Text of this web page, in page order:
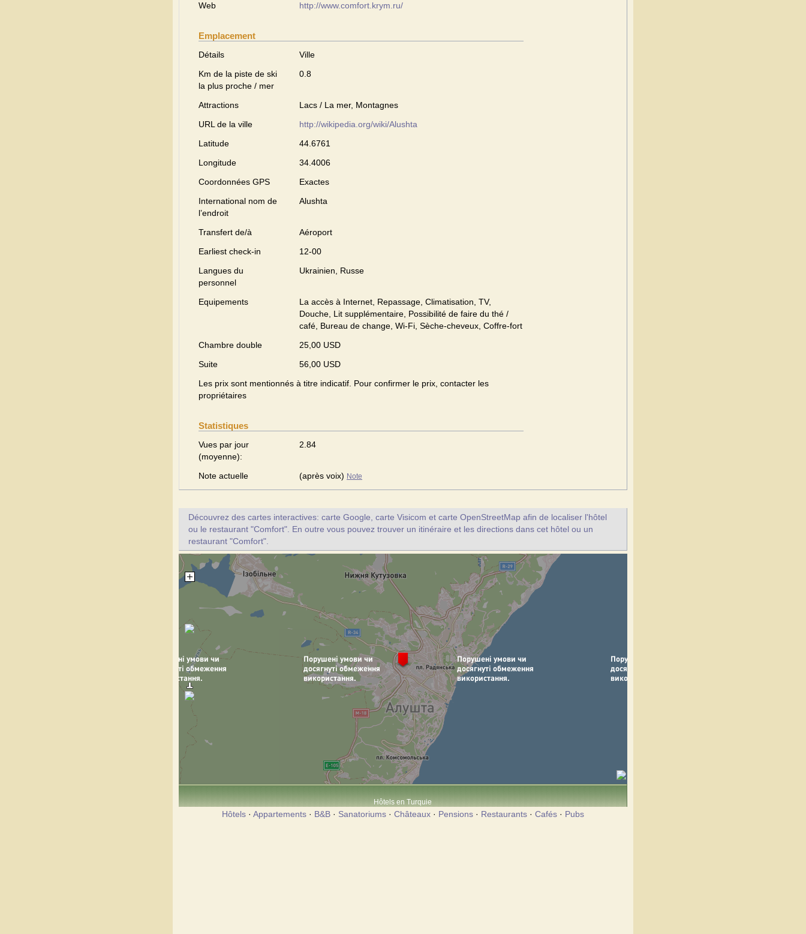
Web
http://www.comfort.krym.ru/
Emplacement
Détails
Ville
Km de la piste de ski
la plus proche / mer
0.8
Attractions
Lacs / La mer, Montagnes
URL de la ville
http://wikipedia.org/wiki/Alushta
Latitude
44.6761
Longitude
34.4006
Coordonnées GPS
Exactes
International nom de
l’endroit
Alushta
Transfert de/à
Aéroport
Earliest check-in
12-00
Langues du
personnel
Ukrainien, Russe
Equipements
La accès à Internet, Repassage, Climatisation, TV,
Douche, Lit supplémentaire, Possibilité de faire du thé /
café, Bureau de change, Wi-Fi, Sèche-cheveux, Coffre-fort
Chambre double
25,00 USD
Suite
56,00 USD
Les prix sont mentionnés à titre indicatif. Pour confirmer le prix, contacter les
propriétaires
Statistiques
Vues par jour
(moyenne):
2.84
Note actuelle (après voix) Note
Découvrez des cartes interactives: carte Google, carte Visicom et carte OpenStreetMap afin de localiser l'hôtel
ou le restaurant "Comfort". En outre vous pouvez trouver un itinéraire et les directions dans cet hôtel ou un
restaurant "Comfort".
Hôtels en Turquie
Hôtels · Appartements · B&B · Sanatoriums · Châteaux · Pensions · Restaurants · Cafés · Pubs